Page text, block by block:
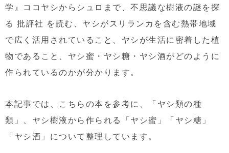
学』ココヤシからシュロまで、不思議な樹液の謎を探
る 批評社 を読む、ヤシがスリランカを含む熱帯地域
で広く活用されていること、ヤシが生活に密着した植
物であること、ヤシ蜜・ヤシ糖・ヤシ酒がどのように
作られているのかが分かります。
本記事では、こちらの本を参考に、「ヤシ類の種
類」、ヤシ樹液から作られる「ヤシ蜜」「ヤシ糖」
「ヤシ酒」について整理しています。